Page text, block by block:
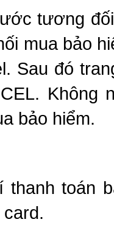
tương
mua bảo
Sau đó
bảo hiểm.
toán